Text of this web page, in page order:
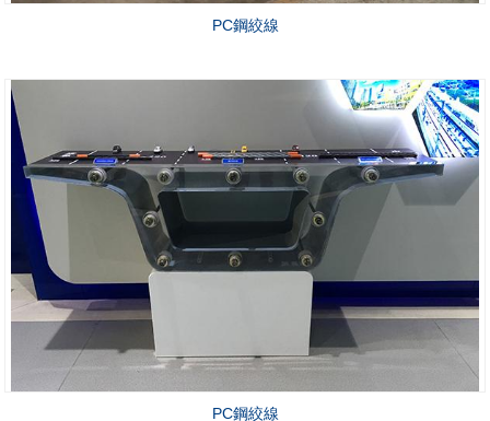
PC鋼絞線
PC鋼絞線